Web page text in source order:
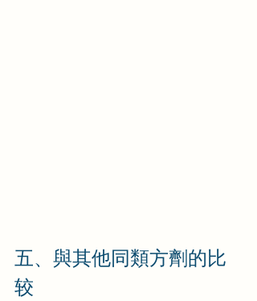
五、與其他同類方劑的比
较